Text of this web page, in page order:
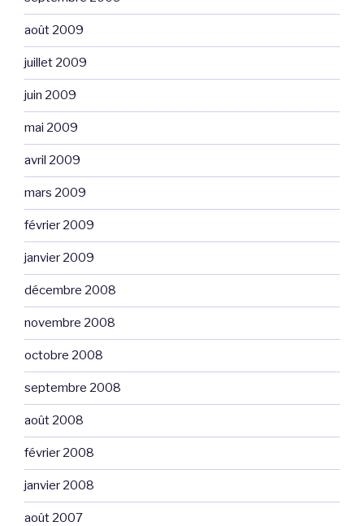
août 2009
juillet 2009
juin 2009
mai 2009
avril 2009
mars 2009
février 2009
janvier 2009
décembre 2008
novembre 2008
octobre 2008
septembre 2008
août 2008
février 2008
janvier 2008
août 2007